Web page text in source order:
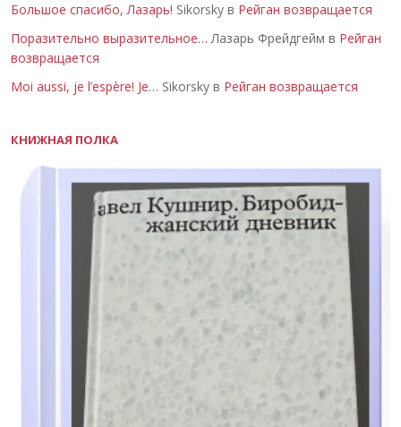
Большое спасибо, Лазарь! Sikorsky в Рейган возвращается
Поразительно выразительное… Лазарь Фрейдгейм в Рейган
возвращается
Moi aussi, je l’espère! Je… Sikorsky в Рейган возвращается
КНИЖНАЯ ПОЛКА